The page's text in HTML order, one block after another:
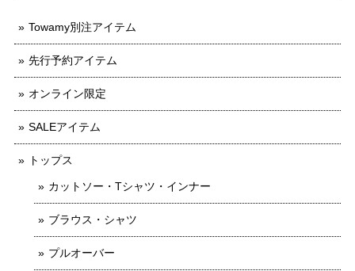
Towamy別注アイテム
先行予約アイテム
オンライン限定
SALEアイテム
トップス
カットソー・Tシャツ・インナー
ブラウス・シャツ
プルオーバー